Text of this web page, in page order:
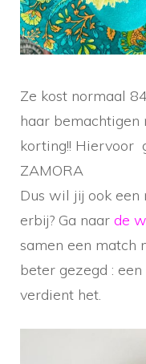
Ze kost normaal
haar
korting!! Hiervoor
ZAMORA
Dus wil jij ook
erbij? Ga naar de
samen een match
beter gezegd :
verdient het.